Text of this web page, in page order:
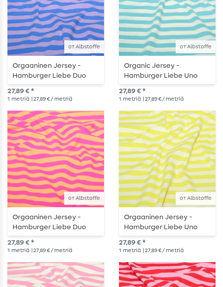
от Albstoffe
Orgaaninen Jersey -
Hamburger Liebe Duo
Kesäraidat Sininen
Violetti
27,89 € *
1 metriä | 27,89 € / metriä
от Albstoffe
Organic Jersey -
Hamburger Liebe Uno
Kesäraidat Ecru Turkoosi
27,89 € *
1 metriä | 27,89 € / metriä
от Albstoffe
Orgaaninen Jersey -
Hamburger Liebe Duo
Kesäraidat Oranssi
Vaaleanpunainen
27,89 € *
1 metriä | 27,89 € / metriä
от Albstoffe
Orgaaninen Jersey -
Hamburger Liebe Uno
Kesäraidat Ecru
Keltainen
27,89 € *
1 metriä | 27,89 € / metriä